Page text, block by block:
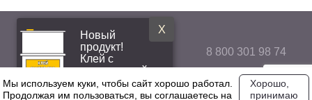
8 800 301 98 74
X
Новый
продукт!
Клей с
повышенной
эластичностью
Мы используем куки, чтобы сайт хорошо работал.
Продолжая им пользоваться, вы соглашаетесь на
Хорошо,
принимаю